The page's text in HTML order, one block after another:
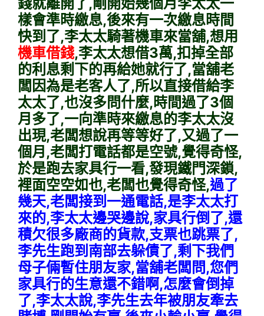
錢就離開了,剛開始幾個月李太太一
樣會準時繳息,後來有一次繳息時間
快到了,李太太騎著機車來當舖,想用
機車借錢,李太太想借3萬,扣掉全部
的利息剩下的再給她就行了,當舖老
闆因為是老客人了,所以直接借給李
太太了,也沒多問什麼,時間過了3個
月多了,一向準時來繳息的李太太沒
出現,老闆想說再等等好了,又過了一
個月,老闆打電話都是空號,覺得奇怪,
於是跑去家具行一看,發現鐵門深鎖,
裡面空空如也,老闆也覺得奇怪,過了
幾天,老闆接到一通電話,是李太太打
來的,李太太邊哭邊說,家具行倒了,還
積欠很多廠商的貨款,支票也跳票了,
李先生跑到南部去躲債了,剩下我們
母子倆暫住朋友家,當舖老闆問,您們
家具行的生意還不錯啊,怎麼會倒掉
了,李太太說,李先生去年被朋友牽去